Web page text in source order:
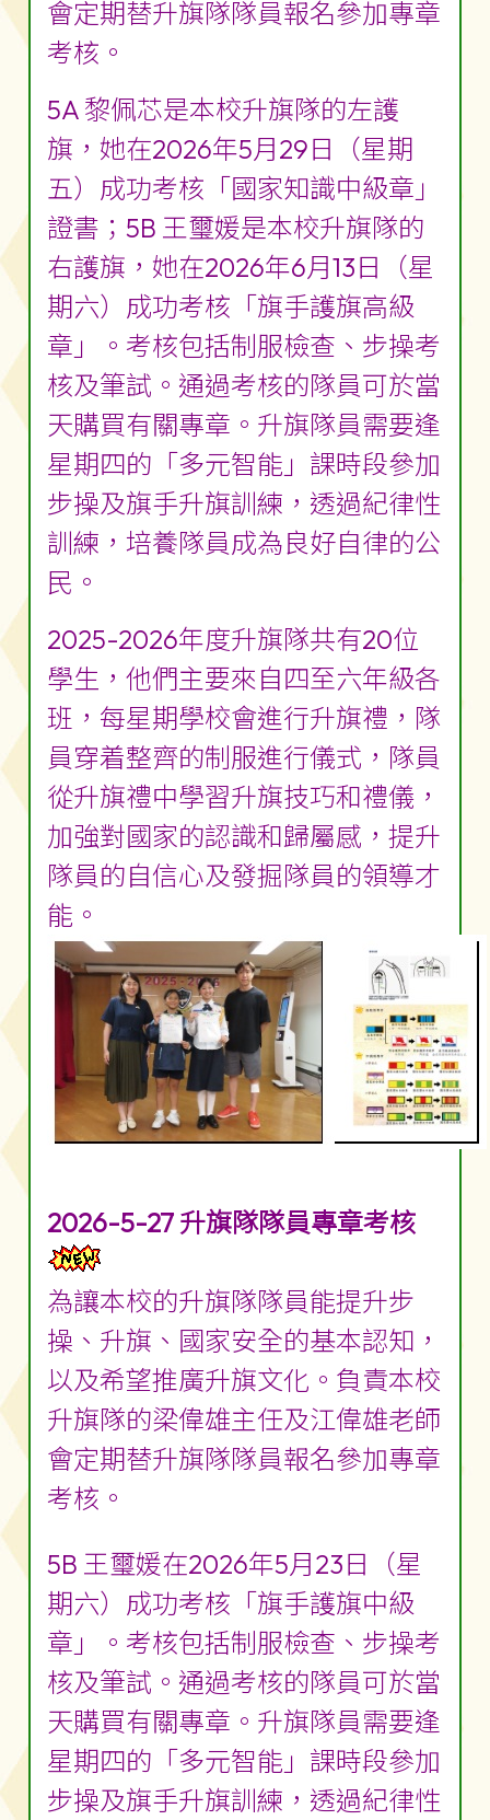
會定期替升旗隊隊員報名參加專章
考核。
5A 黎佩芯是本校升旗隊的左護
旗，她在2026年5月29日（星期
五）成功考核「國家知識中級章」
證書；5B 王璽媛是本校升旗隊的
右護旗，她在2026年6月13日（星
期六）成功考核「旗手護旗高級
章」。考核包括制服檢查、步操考
核及筆試。通過考核的隊員可於當
天購買有關專章。升旗隊員需要逢
星期四的「多元智能」課時段參加
步操及旗手升旗訓練，透過紀律性
訓練，培養隊員成為良好自律的公
民。
2025-2026年度升旗隊共有20位
學生，他們主要來自四至六年級各
班，每星期學校會進行升旗禮，隊
員穿着整齊的制服進行儀式，隊員
從升旗禮中學習升旗技巧和禮儀，
加強對國家的認識和歸屬感，提升
隊員的自信心及發掘隊員的領導才
能。
2026-5-27 升旗隊隊員專章考核
為讓本校的升旗隊隊員能提升步
操、升旗、國家安全的基本認知，
以及希望推廣升旗文化。負責本校
升旗隊的梁偉雄主任及江偉雄老師
會定期替升旗隊隊員報名參加專章
考核。
5B 王璽媛在2026年5月23日（星
期六）成功考核「旗手護旗中級
章」。考核包括制服檢查、步操考
核及筆試。通過考核的隊員可於當
天購買有關專章。升旗隊員需要逢
星期四的「多元智能」課時段參加
步操及旗手升旗訓練，透過紀律性